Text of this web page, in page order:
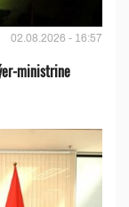
02.08.2026 - 16:57
ministrine